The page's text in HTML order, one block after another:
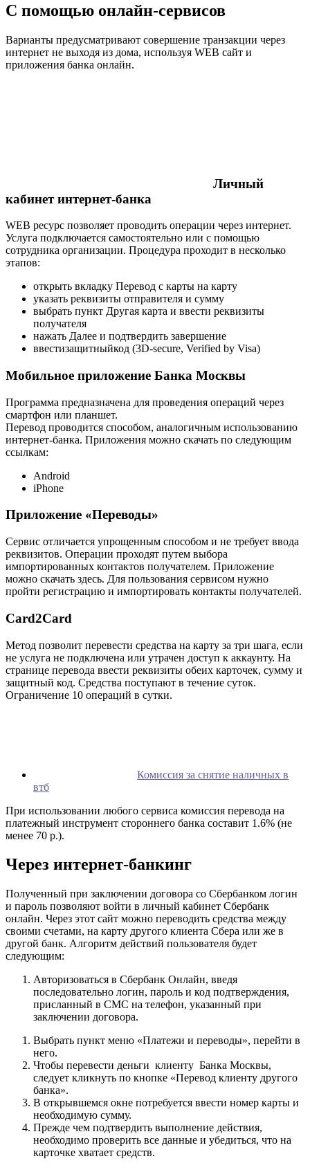
С помощью онлайн-сервисов
Варианты предусматривают совершение транзакции через
интернет не выходя из дома, используя WEB сайт и
приложения банка онлайн.
Личный
кабинет интернет-банка
WEB ресурс позволяет проводить операции через интернет.
Услуга подключается самостоятельно или с помощью
сотрудника организации. Процедура проходит в несколько
этапов:
открыть вкладку Перевод с карты на карту
указать реквизиты отправителя и сумму
выбрать пункт Другая карта и ввести реквизиты
получателя
нажать Далее и подтвердить завершение
ввестизащитныйкод (3D-secure, Verified by Visa)
Мобильное приложение Банка Москвы
Программа предназначена для проведения операций через
смартфон или планшет.
Перевод проводится способом, аналогичным использованию
интернет-банка. Приложения можно скачать по следующим
ссылкам:
Android
iPhone
Приложение «Переводы»
Сервис отличается упрощенным способом и не требует ввода
реквизитов. Операции проходят путем выбора
импортированных контактов получателем. Приложение
можно скачать здесь. Для пользования сервисом нужно
пройти регистрацию и импортировать контакты получателей.
Card2Card
Метод позволит перевести средства на карту за три шага, если
не услуга не подключена или утрачен доступ к аккаунту. На
странице перевода ввести реквизиты обеих карточек, сумму и
защитный код. Средства поступают в течение суток.
Ограничение 10 операций в сутки.
Комиссия за снятие наличных в
втб
При использовании любого сервиса комиссия перевода на
платежный инструмент стороннего банка составит 1.6% (не
менее 70 р.).
Через интернет-банкинг
Полученный при заключении договора со Сбербанком логин
и пароль позволяют войти в личный кабинет Сбербанк
онлайн. Через этот сайт можно переводить средства между
своими счетами, на карту другого клиента Сбера или же в
другой банк. Алгоритм действий пользователя будет
следующим:
Авторизоваться в Сбербанк Онлайн, введя
последовательно логин, пароль и код подтверждения,
присланный в СМС на телефон, указанный при
заключении договора.
Выбрать пункт меню «Платежи и переводы», перейти в
него.
Чтобы перевести деньги клиенту Банка Москвы,
следует кликнуть по кнопке «Перевод клиенту другого
банка».
В открывшемся окне потребуется ввести номер карты и
необходимую сумму.
Прежде чем подтвердить выполнение действия,
необходимо проверить все данные и убедиться, что на
карточке хватает средств.